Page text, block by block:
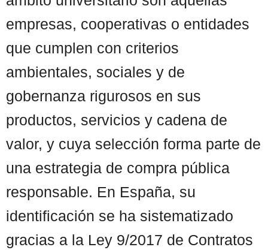
empresas, cooperativas o entidades
que cumplen con criterios
ambientales, sociales y de
gobernanza rigurosos en sus
productos, servicios y cadena de
valor, y cuya selección forma parte de
una estrategia de compra pública
responsable. En España, su
identificación se ha sistematizado
gracias a la Ley 9/2017 de Contratos